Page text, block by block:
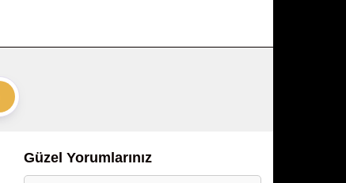
Güzel Yorumlarınız